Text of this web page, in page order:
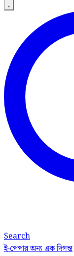
Search
ই-পেপারঅন্য এক দিগন্ত